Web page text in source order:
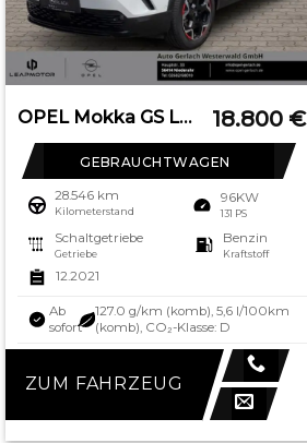
OPEL Mokka GS Line Navi Digitales Cockpit LED Apple C 18.800 €
GEBRAUCHTWAGEN
28.546 km
Kilometerstand
96KW
131 PS
Schaltgetriebe
Getriebe
Benzin
Kraftstoff
12.2021
Ab
sofort
127.0 g/km (komb), 5,6 l/100km
(komb), CO₂-Klasse: D
ZUM FAHRZEUG